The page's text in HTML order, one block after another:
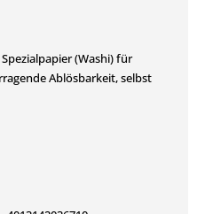
(Washi) für
Ablösbarkeit, selbst